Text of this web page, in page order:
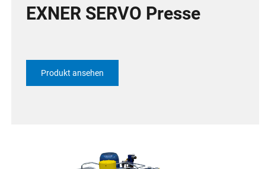
EXNER SERVO Presse
Produkt ansehen